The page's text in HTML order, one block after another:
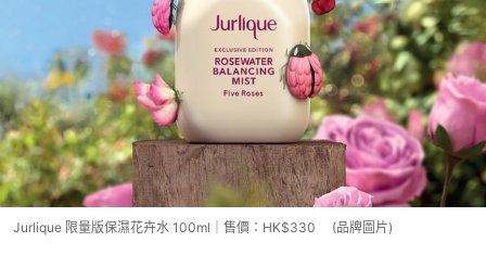
Jurlique 限量版保濕花卉水 100ml｜售價：HK$330 (品牌圖片)